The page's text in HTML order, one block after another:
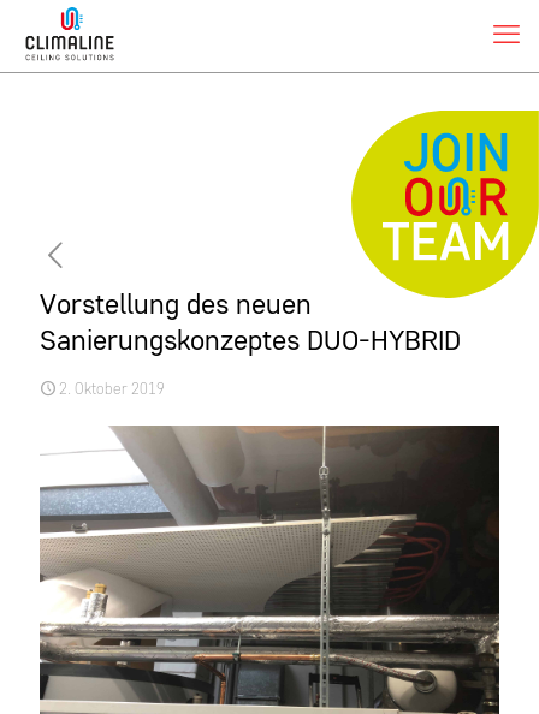
Vorstellung des neuen
Sanierungskonzeptes DUO-HYBRID
2. Oktober 2019